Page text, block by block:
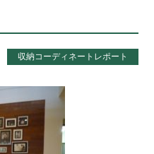
収納コーディネートレポート